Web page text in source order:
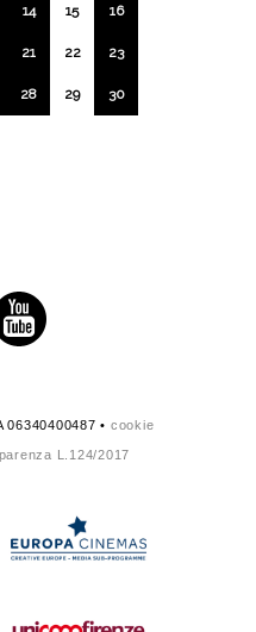
14 15 16
21 22 23
28 29 30
06340400487 • cookie
L.124/2017